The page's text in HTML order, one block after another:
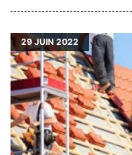
29JUIN 2022